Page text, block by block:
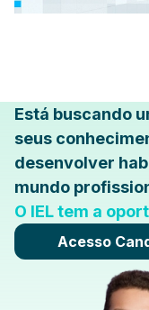
Está buscando
seus
desenvolver
mundo
O IEL tem a
Acesso